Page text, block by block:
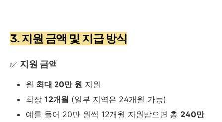
3. 지원 금액 및 지급 방식
✅ 지원 금액
월 최대 20만 원 지원
최장 12개월 (일부 지역은 24개월 가능)
예를 들어 20만 원씩 12개월 지원받으면 총 240만